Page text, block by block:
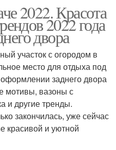
2022. Красота
2022 года
двора
участок с огородом в
место для отдыха под
заднего двора
мотивы, вазоны с
и другие тренды.
закончилась, уже сейчас
красивой и уютной